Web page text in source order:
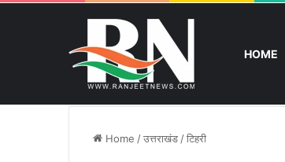
HOME
Friday, August 7 2026
Home /उत्तराखंड /टिहरी